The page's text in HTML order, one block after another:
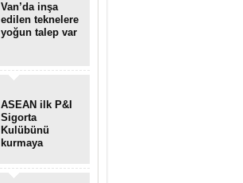
Van’da inşa
edilen teknelere
yoğun talep var
ASEAN ilk P&I
Sigorta
Kulübünü
kurmaya